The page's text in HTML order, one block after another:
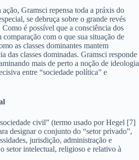
Gramsci repensa toda a práxis do
se debruça sobre o grande revés
é possível que a consciência dos
comparação com o que sua situação de
as classes dominantes mantem
das classes dominadas. Gramsci responde
mais de perto a noção de ideologia
entre “sociedade política” e
civil” (termo usado por Hegel [7]
designar o conjunto do “setor privado”,
jurisdição, administração e
setor intelectual, religioso e relativo à